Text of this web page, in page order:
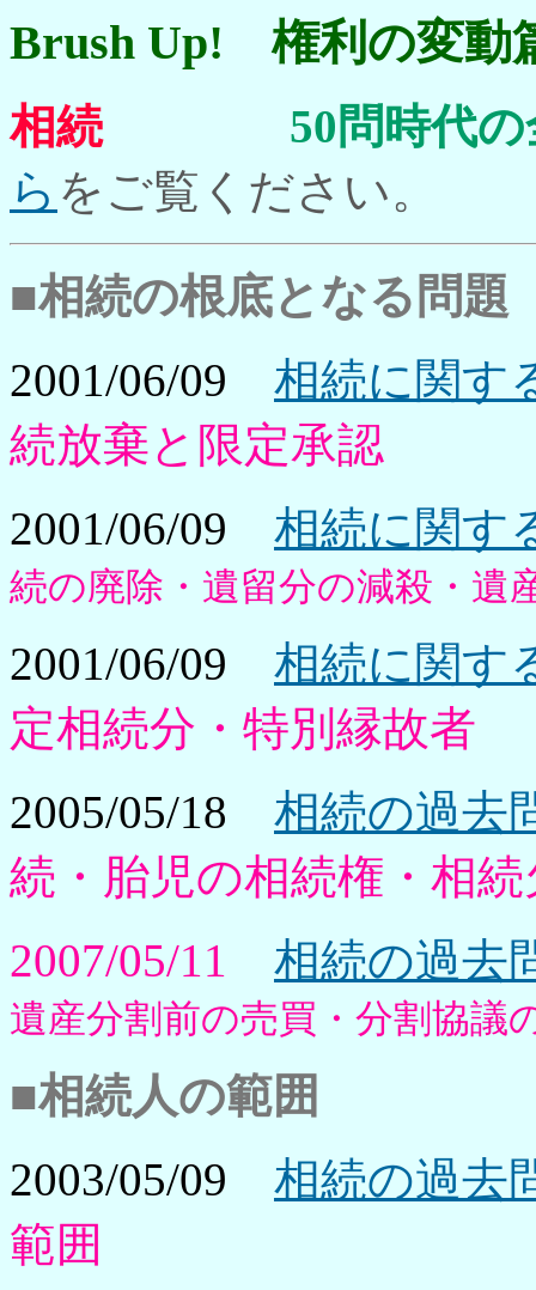
Brush Up! 権利の変動
相続 50問時代
ら をご覧ください。
■相続の根底となる問題
2001/06/09 相続に関
続放棄と限定承認
2001/06/09 相続に関
続の廃除・遺留分の減殺・遺
2001/06/09 相続に関
定相続分・特別縁故者
2005/05/18 相続の過去
続 ・胎児の相続権・相
2007/05/11 相続の過
遺産分割前の売買・分割協議
■相続人の範囲
2003/05/09 相続の過去
範囲